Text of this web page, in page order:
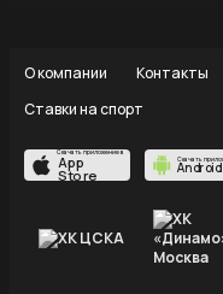
О компании Контакты
Ставки на спорт
Скачать приложение в
App
Store
Скачать
Android